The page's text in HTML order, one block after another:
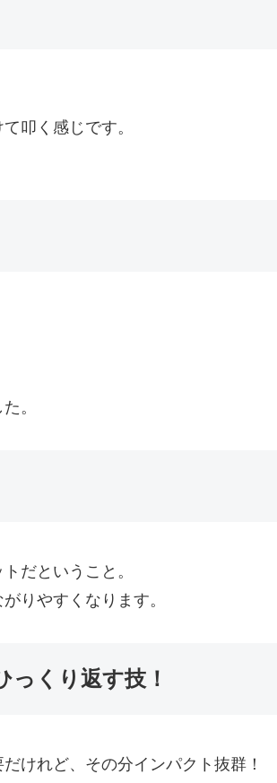
叩く感じです。
。
だということ。
りやすくなります。
くり返す技！
けれど、その分インパクト抜群！